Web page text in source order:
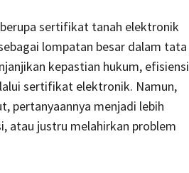
sertifikat tanah elektronik
lompatan besar dalam tata
kepastian hukum, efisiensi
sertifikat elektronik. Namun,
pertanyaannya menjadi lebih
atau justru melahirkan problem